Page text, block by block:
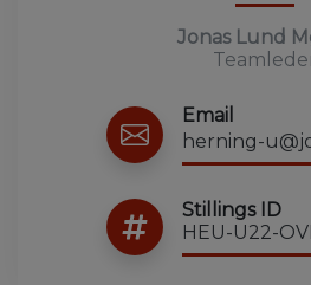
Jonas Lund
Email
herning-
Stillings ID
HEU-U22-